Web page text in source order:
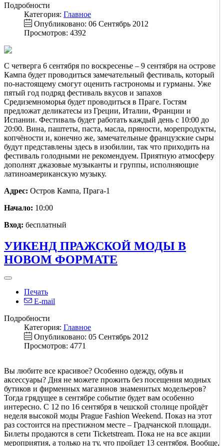
Подробности
Категория: Главное
Опубликовано: 06 Сентябрь 2012
Просмотров: 4392
С четверга 6 сентября по воскресенье – 9 сентября на острове
Кампа будет проводиться замечательный фестиваль, который
по-настоящему смогут оценить гастрономы и гурманы. Уже
пятый год подряд фестиваль вкусов и запахов
Средиземноморья будет проводиться в Праге. Гостям
предложат деликатесы из Греции, Италии, Франции и
Испании. Фестиваль будет работать каждый день с 10:00 до
20:00. Вина, паштеты, паста, масла, пряности, морепродукты,
копчёности и, конечно же, замечательные французские сыры
будут представлены здесь в изобилии, так что приходить на
фестиваль голодными не рекомендуем. Приятную атмосферу
дополнят джазовые музыканты и группы, исполняющие
латиноамериканскую музыку.
Адрес: Остров Кампа, Прага-1
Начало: 10:00
Вход: бесплатный
УИКЕНД ПРАЖСКОЙ МОДЫ В
НОВОМ ФОРМАТЕ
Печать
E-mail
Подробности
Категория: Главное
Опубликовано: 05 Сентябрь 2012
Просмотров: 4771
Вы любите все красивое? Особенно одежду, обувь и
аксессуары? Дня не можете прожить без посещения модных
бутиков и фирменных магазинов знаменитых модельеров?
Тогда грядущее в сентябре событие будет вам особенно
интересно. С 12 по 16 сентября в чешской столице пройдёт
неделя высокой моды Prague Fashion Weekend. Показ на этот
раз состоится на престижном месте – Градчанской площади.
Билеты продаются в сети Ticketstream. Пока не на все акции
мероприятия, а только на ту, что пройдет 13 сентября. Вообще,